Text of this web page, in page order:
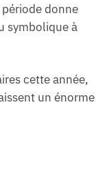
donne
symbolique à
cette année,
un énorme